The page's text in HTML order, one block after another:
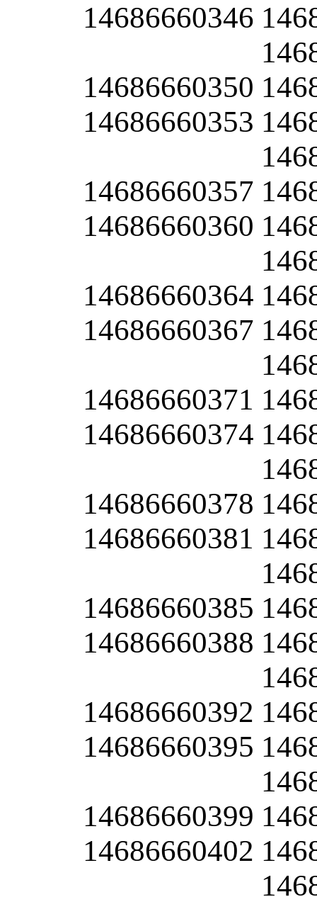
14686660346
14686660350
14686660353
14686660357
14686660360
14686660364
14686660367
14686660371
14686660374
14686660378
14686660381
14686660385
14686660388
14686660392
14686660395
14686660399
14686660402